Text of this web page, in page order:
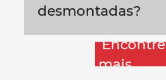
desmontadas?
Encontre
mais